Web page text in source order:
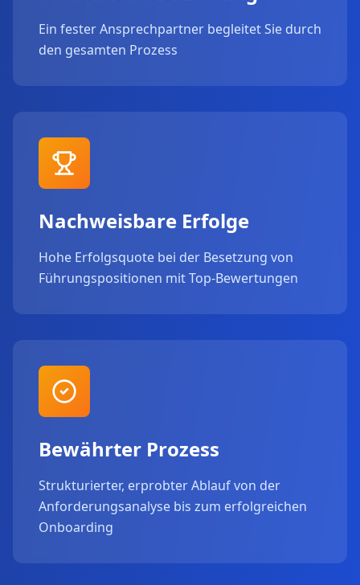
Ein fester Ansprechpartner begleitet Sie durch
den gesamten Prozess
Nachweisbare Erfolge
Hohe Erfolgsquote bei der Besetzung von
Führungspositionen mit Top-Bewertungen
Bewährter Prozess
Strukturierter, erprobter Ablauf von der
Anforderungsanalyse bis zum erfolgreichen
Onboarding